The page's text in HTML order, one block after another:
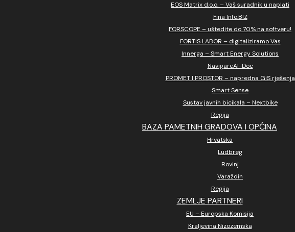
EOS Matrix d.o.o. – Vaš suradnik u naplati
Fina Info.BIZ
FORSCOPE – uštedite do 70% na softveru!
FORTIS LABOR – digitaliziramo Vas
Innerga – Smart Energy Solutions
NavigareAI-Doc
PROMET I PROSTOR – napredna GiS rješenja
Smart Sense
Sustav javnih bicikala – Nextbike
Regija
BAZA PAMETNIH GRADOVA I OPĆINA
Hrvatska
Ludbreg
Rovinj
Varaždin
Regija
ZEMLJE PARTNERI
EU – Europska Komisija
Kraljevina Nizozemska